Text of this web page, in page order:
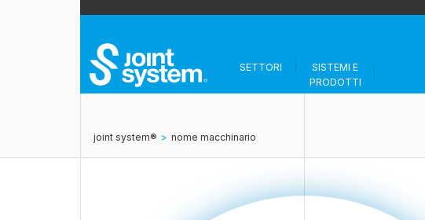
SETTORI
SISTEMI E
PRODOTTI
joint system® > nome macchinario